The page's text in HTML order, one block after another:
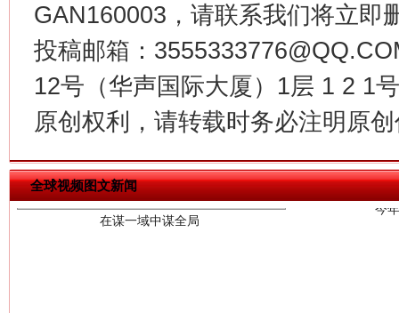
GAN160003，请联系我们将立即
投稿邮箱：
12号（华声国际大厦）1层 1 2 1
原创权利，请转载时务必注明原
全球视频图文新闻
在谋一域中谋全局
今